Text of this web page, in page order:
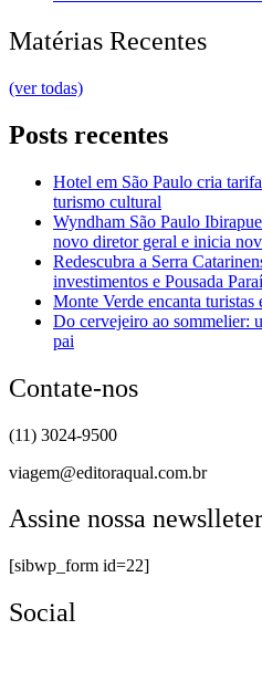
Matérias Recentes
(ver todas)
Posts recentes
Hotel em São Paulo cria
turismo cultural
Wyndham São Paulo
novo diretor geral e inicia
Redescubra a Serra
investimentos e Pousada
Monte Verde encanta turistas
Do cervejeiro ao sommelier:
pai
Contate-nos
(11) 3024-9500
viagem@editoraqual.com.br
Assine nossa newslleter
[sibwp_form id=22]
Social